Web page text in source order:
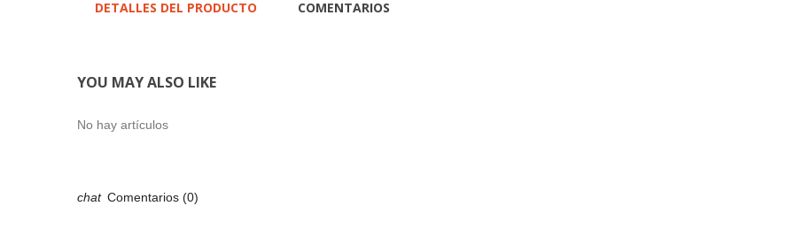
DETALLES DEL PRODUCTO COMENTARIOS
YOU MAY ALSO LIKE
No hay artículos
Comentarios (0)